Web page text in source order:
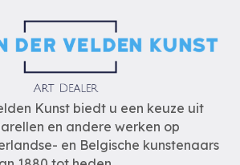
Kunst biedt u een keuze uit
en andere werken op
en Belgische kunstenaars